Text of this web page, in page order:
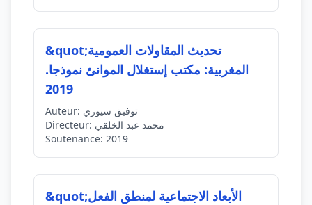
&quot;تحديث المقاولات العمومية
المغربية: مكتب إستغلال الموانئ نموذجا.
2019
Auteur: توفيق سيوري
Directeur: محمد عبد الخلقي
Soutenance: 2019
&quot;الأبعاد الاجتماعية لمنطق الفعل